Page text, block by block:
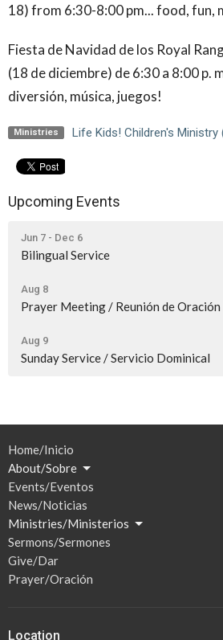
18) from 6:30-8:00 pm... food, fun,
Fiesta de Navidad de los Royal
(18 de diciembre) de 6:30 a 8:00 p.
diversión, música, juegos!
Ministries Life Kids! Children's Ministry
Upcoming Events
Jun 7 - Dec 6
Bilingual Service
Aug 8
Prayer Meeting / Reunión de Oración
Aug 9
Sunday Service / Servicio Dominical
Home/Inicio
About/Sobre
Events/Eventos
News/Noticias
Ministries/Ministerios
Sermons/Sermones
Give/Dar
Prayer/Oración
Location